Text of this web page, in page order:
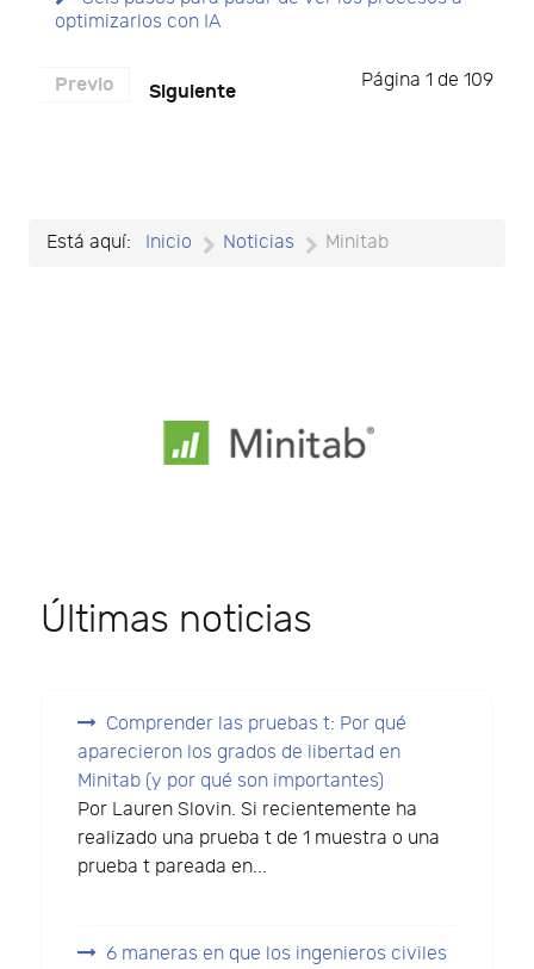
optimizarlos con IA
Página 1 de 109
Previo Siguiente
Está aquí: Inicio Noticias Minitab
Últimas noticias
Comprender las pruebas t: Por qué
aparecieron los grados de libertad en
Minitab (y por qué son importantes)
Por Lauren Slovin. Si recientemente ha
realizado una prueba t de 1 muestra o una
prueba t pareada en...
6 maneras en que los ingenieros civiles